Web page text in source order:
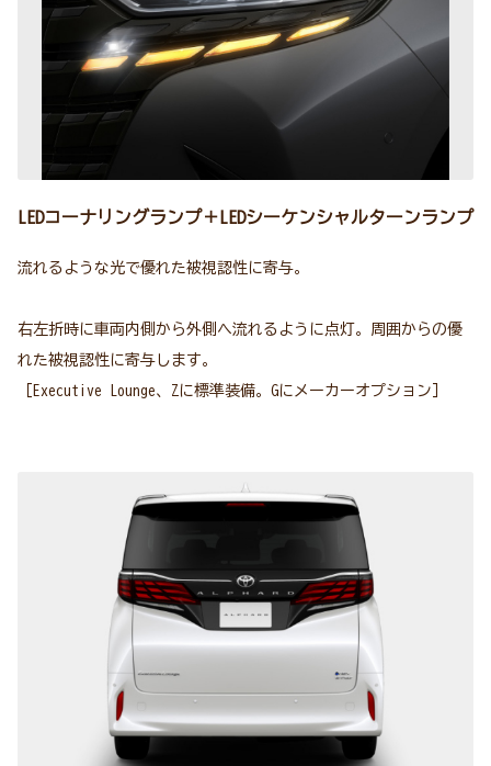
LEDコーナリングランプ＋LEDシーケンシャルターンランプ
流れるような光で優れた被視認性に寄与。
右左折時に車両内側から外側へ流れるように点灯。周囲からの優
れた被視認性に寄与します。
［Executive Lounge、Zに標準装備。Gにメーカーオプション］